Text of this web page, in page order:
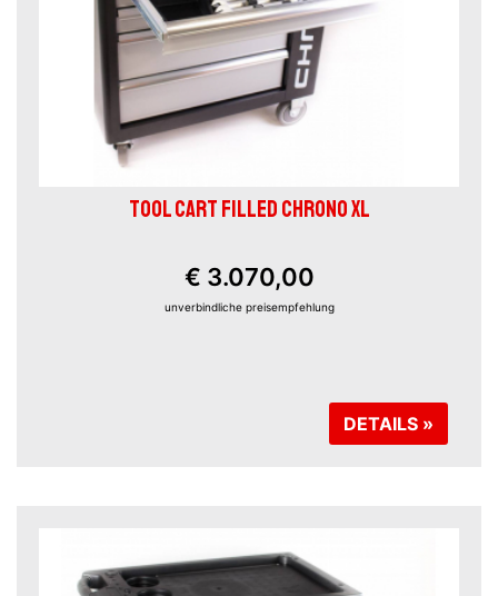
TOOL CART FILLED CHRONO XL
€ 3.070,00
unverbindliche preisempfehlung
DETAILS »